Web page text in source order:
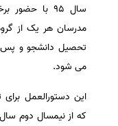
سال ۹۵ با
مدرسان هر یک از
تحصیل دانشجو و پس
می شود.
این دستورالعمل